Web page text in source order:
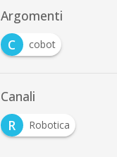
Argomenti
C
cobot
Canali
R
Robotica